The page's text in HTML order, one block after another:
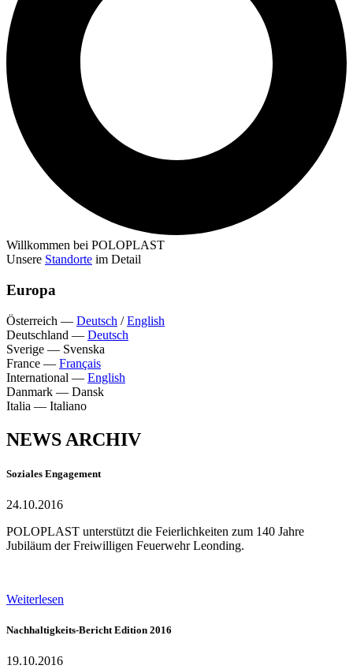
Willkommen bei POLOPLAST
Unsere Standorte im Detail
Europa
Österreich — Deutsch /English
Deutschland — Deutsch
Sverige — Svenska
France — Français
International — English
Danmark — Dansk
Italia — Italiano
NEWS ARCHIV
Soziales Engagement
24.10.2016
POLOPLAST unterstützt die Feierlichkeiten zum 140 Jahre
Jubiläum der Freiwilligen Feuerwehr Leonding.
Weiterlesen
Nachhaltigkeits-Bericht Edition 2016
19.10.2016